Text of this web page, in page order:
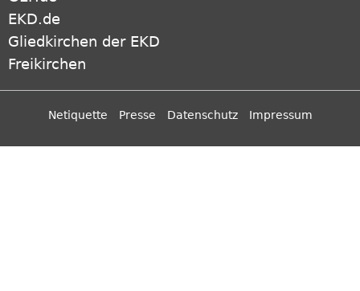
EKD.de
Gliedkirchen der EKD
Freikirchen
Netiquette Presse Datenschutz Impressum